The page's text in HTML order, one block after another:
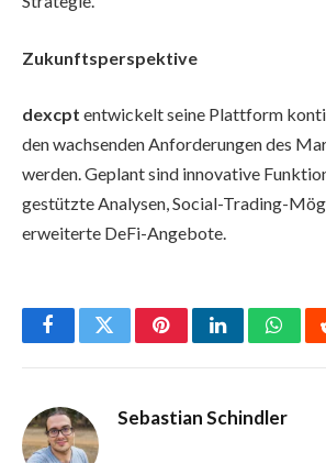
Zukunftsperspektive
dexcpt entwickelt seine Plattform
den wachsenden Anforderungen des
werden. Geplant sind innovative
gestützte Analysen, Social-Trading-
erweiterte DeFi-Angebote.
FacebookTwitterPinterestLinkedIn
Sebastian Schindler